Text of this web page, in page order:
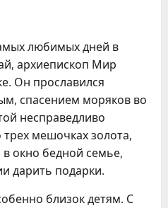
любимых дней в
архиепископ Мир
Он прославился
спасением моряков во
несправедливо
мешочках золота,
окно бедной семье,
дарить подарки.
близок детям. С